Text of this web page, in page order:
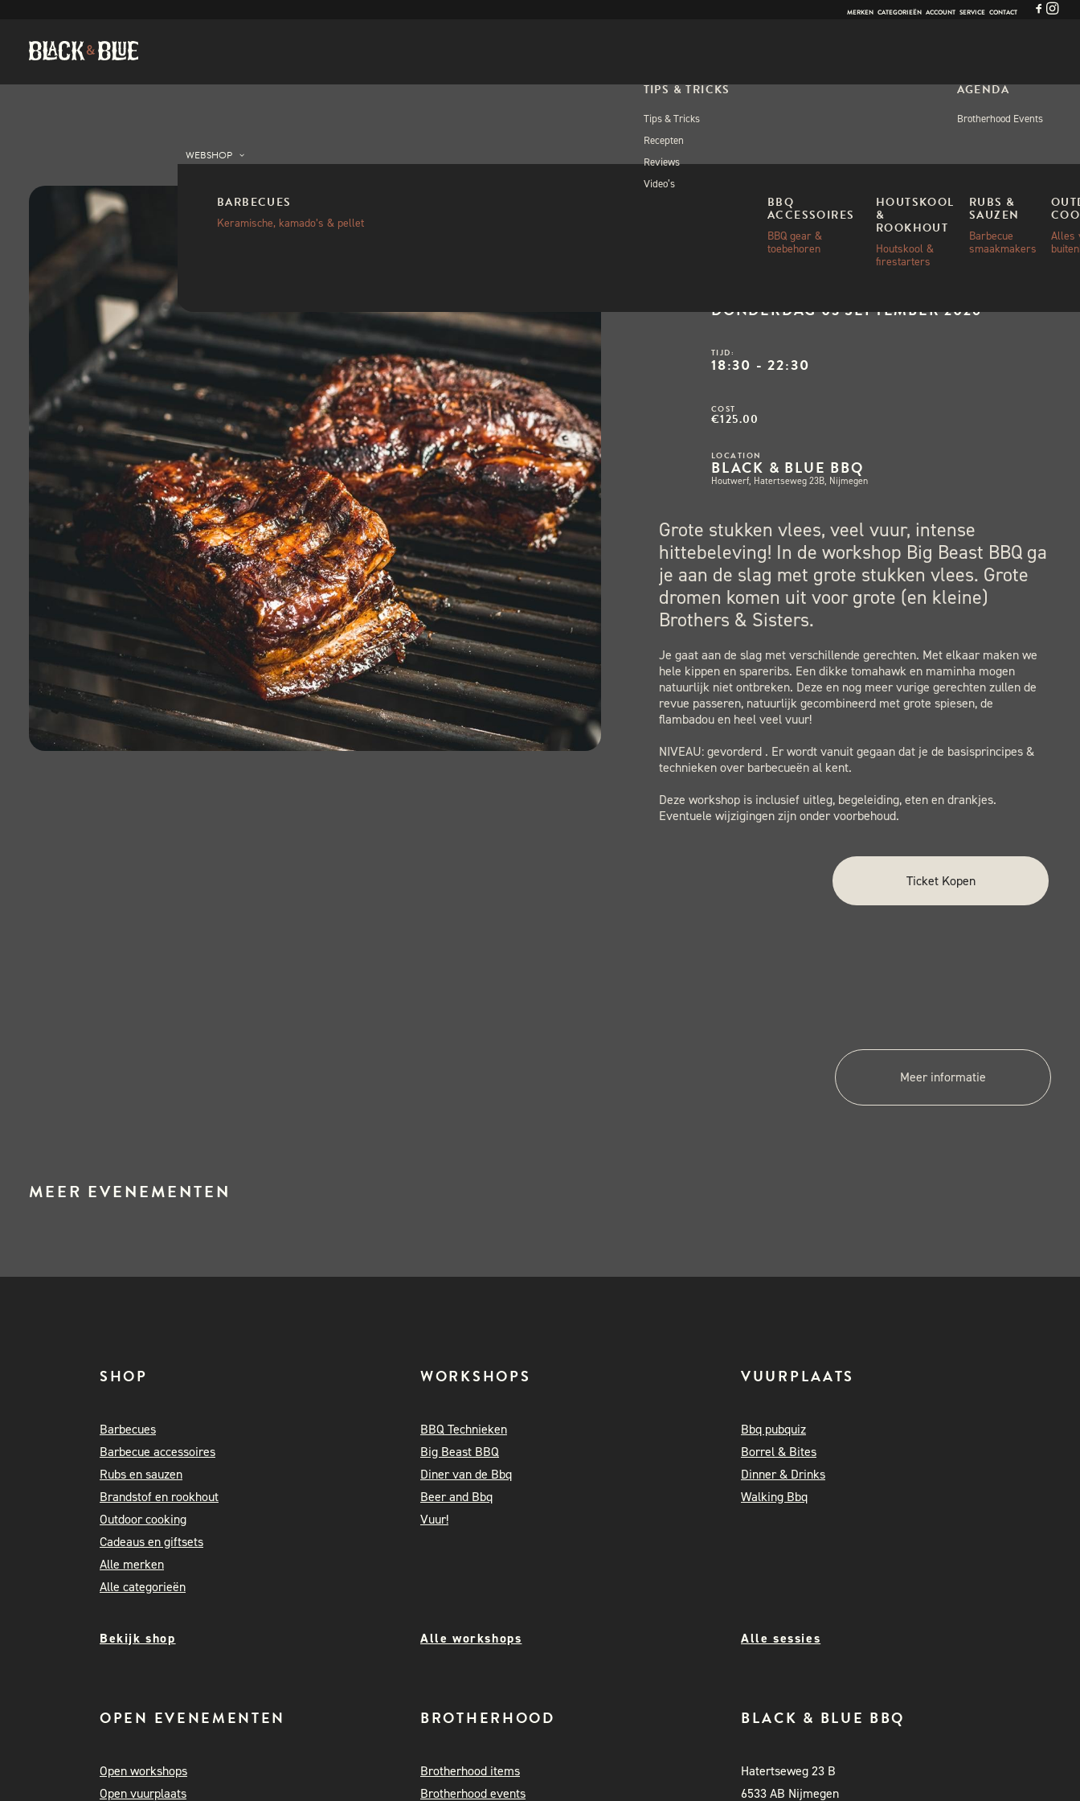
MERKEN CATEGORIEËN ACCOUNT SERVICE CONTACT
WEBSHOP
BARBECUES
Keramische, kamado’s & pellet
BBQ
ACCESSOIRES
BBQ gear &
toebehoren
HOUTSKOOL
&
ROOKHOUT
Houtskool &
firestarters
RUBS &
SAUZEN
Barbecue
smaakmakers
Alles
TIPS & TRICKS
Tips & Tricks
Recepten
Reviews
Video’s
AGENDA
Brotherhood Events
BIG BEAST BBQ
WORKSHOP
DONDERDAG 03 SEPTEMBER 2026
TIJD:
18:30 - 22:30
COST
€125.00
LOCATION
BLACK & BLUE BBQ
Houtwerf, Hatertseweg 23B, Nijmegen
Grote stukken vlees, veel vuur, intense
hittebeleving! In de workshop Big Beast BBQ ga
je aan de slag met grote stukken vlees. Grote
dromen komen uit voor grote (en kleine)
Brothers & Sisters.
Je gaat aan de slag met verschillende gerechten. Met elkaar maken we
hele kippen en spareribs. Een dikke tomahawk en maminha mogen
natuurlijk niet ontbreken. Deze en nog meer vurige gerechten zullen de
revue passeren, natuurlijk gecombineerd met grote spiesen, de
flambadou en heel veel vuur!
NIVEAU: gevorderd . Er wordt vanuit gegaan dat je de basisprincipes &
technieken over barbecueën al kent.
Deze workshop is inclusief uitleg, begeleiding, eten en drankjes.
Eventuele wijzigingen zijn onder voorbehoud.
Ticket Kopen
Meer informatie
MEER EVENEMENTEN
SHOP
Barbecues
Barbecue accessoires
Rubs en sauzen
Brandstof en rookhout
Outdoor cooking
Cadeaus en giftsets
Alle merken
Alle categorieën
WORKSHOPS
BBQ Technieken
Big Beast BBQ
Diner van de Bbq
Beer and Bbq
Vuur!
VUURPLAATS
Bbq pubquiz
Borrel & Bites
Dinner & Drinks
Walking Bbq
Bekijk shop Alle workshops Alle sessies
OPEN EVENEMENTEN
Open workshops
Open vuurplaats
BROTHERHOOD
Brotherhood items
Brotherhood events
BLACK & BLUE BBQ
Hatertseweg 23 B
6533 AB Nijmegen